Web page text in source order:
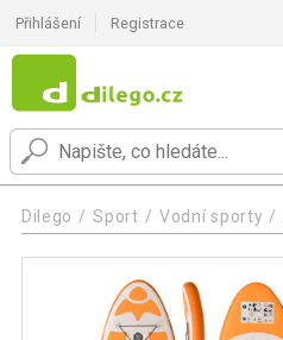
Přihlášení Registrace
Dilego Sport Vodní sporty